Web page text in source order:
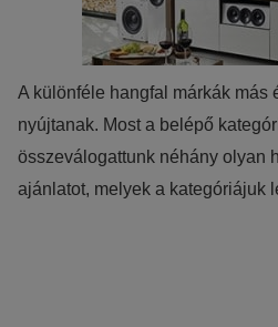
A különféle hangfal márkák más
nyújtanak. Most a belépő
összeválogattunk néhány olyan
ajánlatot, melyek a kategóriájuk
Azért települnek ezek a sütik,
egyedi, releváns, érdeklődési
reklámajánlatokkal tudjuk